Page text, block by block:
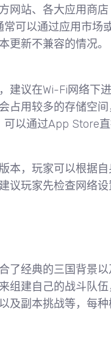
网站、各大应用商
可以通过应用市场
更新不兼容的情况。
建议在Wi-Fi网络下
占用较多的存储空
以通过App Store
本，玩家可以根据
议玩家先检查网络
了经典的三国背景
建自己的战斗队伍
及副本挑战等，每